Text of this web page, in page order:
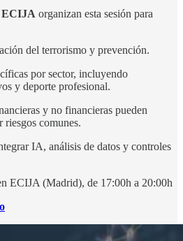
ECIJA organizan esta sesión para
del terrorismo y prevención.
por sector, incluyendo
y deporte profesional.
y no financieras pueden
riesgos comunes.
IA, análisis de datos y controles
ECIJA (Madrid), de 17:00h a 20:00h